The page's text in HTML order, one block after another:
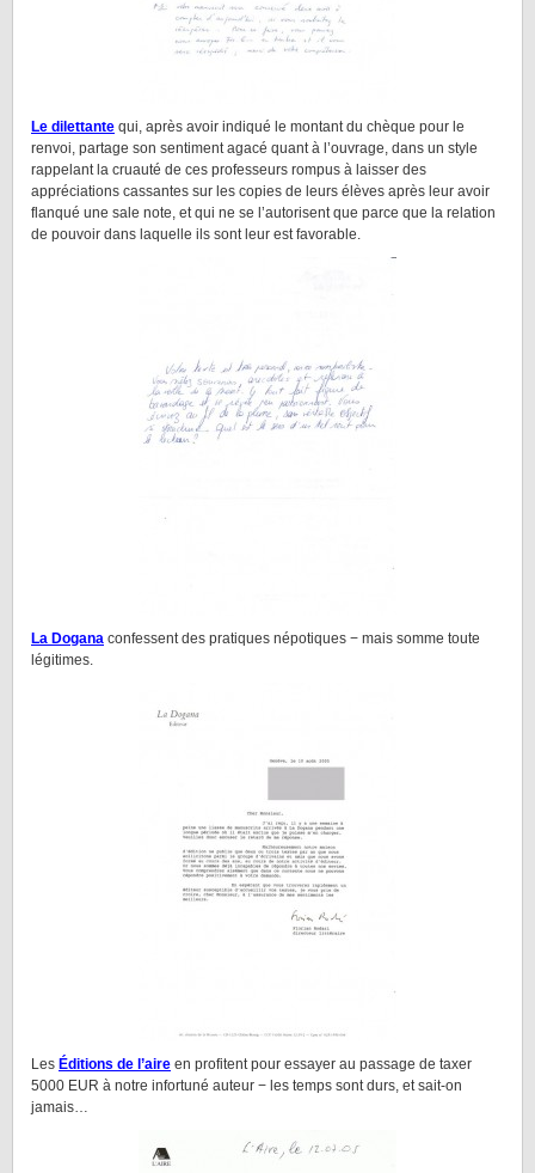
Le dilettante qui, après avoir indiqué le montant du chèque pour le
renvoi, partage son sentiment agacé quant à l’ouvrage, dans un style
rappelant la cruauté de ces professeurs rompus à laisser des
appréciations cassantes sur les copies de leurs élèves après leur avoir
flanqué une sale note, et qui ne se l’autorisent que parce que la relation
de pouvoir dans laquelle ils sont leur est favorable.
La Dogana confessent des pratiques népotiques − mais somme toute
légitimes.
Les Éditions de l’aire en profitent pour essayer au passage de taxer
5000 EUR à notre infortuné auteur − les temps sont durs, et sait-on
jamais…